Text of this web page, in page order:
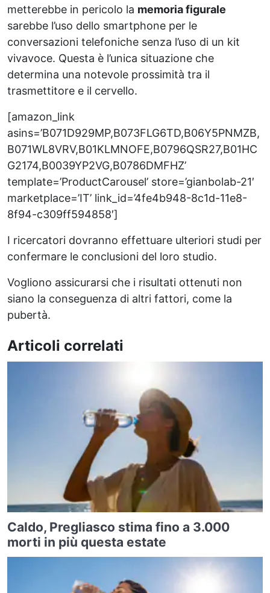
metterebbe in pericolo la memoria figurale
sarebbe l’uso dello smartphone per le
conversazioni telefoniche senza l’uso di un kit
vivavoce. Questa è l’unica situazione che
determina una notevole prossimità tra il
trasmettitore e il cervello.
[amazon_link
asins=’B071D929MP,B073FLG6TD,B06Y5PNMZB,
B071WL8VRV,B01KLMNOFE,B0796QSR27,B01HC
G2174,B0039YP2VG,B0786DMFHZ’
template=’ProductCarousel’ store=’gianbolab-21′
marketplace=’IT’ link_id=’4fe4b948-8c1d-11e8-
8f94-c309ff594858′]
I ricercatori dovranno effettuare ulteriori studi per
confermare le conclusioni del loro studio.
Vogliono assicurarsi che i risultati ottenuti non
siano la conseguenza di altri fattori, come la
pubertà.
Articoli correlati
Caldo, Pregliasco stima fino a 3.000
morti in più questa estate